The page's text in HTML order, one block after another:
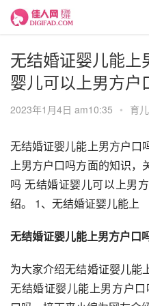
无结婚证婴儿能
婴儿可以上男方户
2023年1月4日 am10:35 • 育儿
无结婚证婴儿能上男方户口
上男方户口吗方面的知识，
吗 无结婚证婴儿可以上男
绍。 1、无结婚证婴儿能上
无结婚证婴儿能上男方户口
为大家介绍无结婚证婴儿能
无结婚证婴儿能上男方户